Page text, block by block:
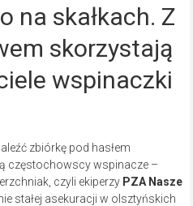
na skałkach. Z
skorzystają
wspinaczki
zbiórkę pod hasłem
częstochowscy wspinacze –
czyli ekiperzy PZA Nasze
stałej asekuracji w olsztyńskich